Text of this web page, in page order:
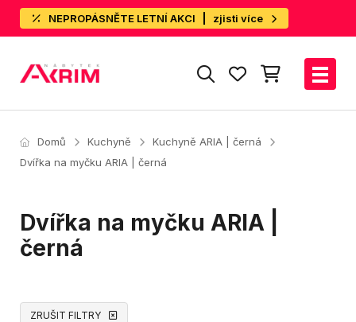
NEPROPÁSNĚTE LETNÍ AKCI zjisti více
Domů Kuchyně
Kuchyně ARIA | černá
Dvířka na myčku ARIA | černá
Dvířka na myčku ARIA |
černá
ZRUŠIT FILTRY